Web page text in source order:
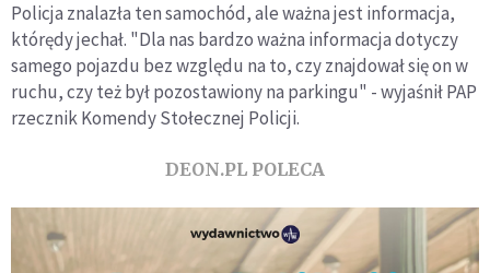
Policja znalazła ten samochód, ale ważna jest informacja,
którędy jechał. "Dla nas bardzo ważna informacja dotyczy
samego pojazdu bez względu na to, czy znajdował się on w
ruchu, czy też był pozostawiony na parkingu" - wyjaśnił PAP
rzecznik Komendy Stołecznej Policji.
DEON.PL POLECA